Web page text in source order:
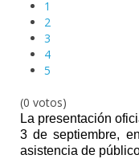
1
2
3
4
5
(0 votos)
La presentación
3 de septiembre,
asistencia de